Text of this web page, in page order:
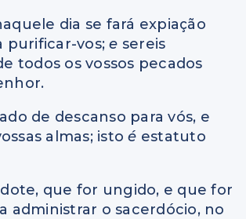
dia se fará expiação
purificar-vos;e sereis
todos os vossos pecados
de descanso para vós, e
almas; istoé estatuto
que for ungido, e que for
administrar o sacerdócio, no